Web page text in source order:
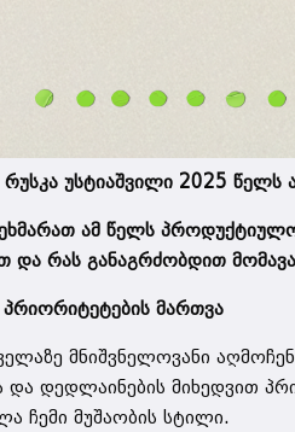
უსტიაშვილი 2025 წელს
ამ წელს
და რას განაგრძობდით
მართვა
მნიშვნელოვანი
და დედლაინების მიხედვით
ჩემი მუშაობის სტილი.